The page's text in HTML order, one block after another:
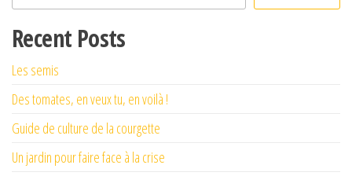
Recent Posts
Les semis
Des tomates, en veux tu, en voilà !
Guide de culture de la courgette
Un jardin pour faire face à la crise